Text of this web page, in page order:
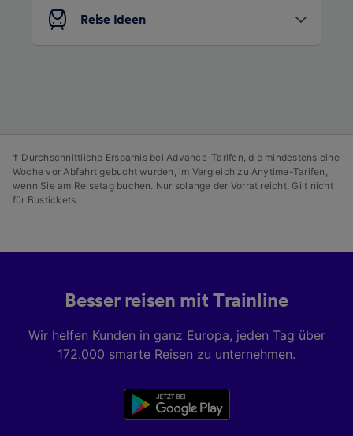
Reise Ideen
† Durchschnittliche Ersparnis bei Advance-Tarifen, die mindestens eine
Woche vor Abfahrt gebucht wurden, im Vergleich zu Anytime-Tarifen,
wenn Sie am Reisetag buchen. Nur solange der Vorrat reicht. Gilt nicht
für Bustickets.
Besser reisen mit Trainline
Wir helfen Kunden in ganz Europa, jeden Tag über
172.000 smarte Reisen zu unternehmen.
Entwicklung und Verbesserung von
Angeboten.